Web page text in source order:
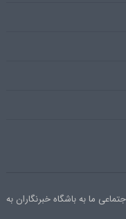
ما به باشگاه خبرنگاران به